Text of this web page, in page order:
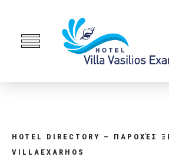
HOTEL DIRECTORY – ΠΑΡΟΧΈΣ
VILLAEXARHOS